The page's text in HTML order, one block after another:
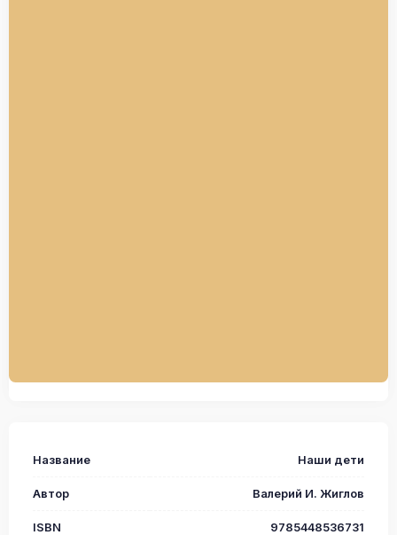
Название Наши дети
Автор Валерий И. Жиглов
ISBN 9785448536731